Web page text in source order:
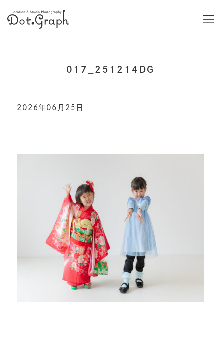
017_251214DG
2026年06月25日